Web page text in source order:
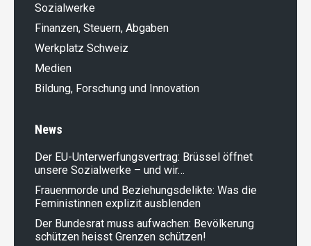
Sozialwerke
Finanzen, Steuern, Abgaben
Werkplatz Schweiz
Medien
Bildung, Forschung und Innovation
News
Der EU-Unterwerfungsvertrag: Brüssel öffnet
unsere Sozialwerke – und wir…
Frauenmorde und Beziehungsdelikte: Was die
Feministinnen explizit ausblenden
Der Bundesrat muss aufwachen: Bevölkerung
schützen heisst Grenzen schützen!